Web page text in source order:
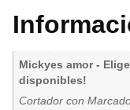
Mickyes amor -
disponibles!
Cortador con